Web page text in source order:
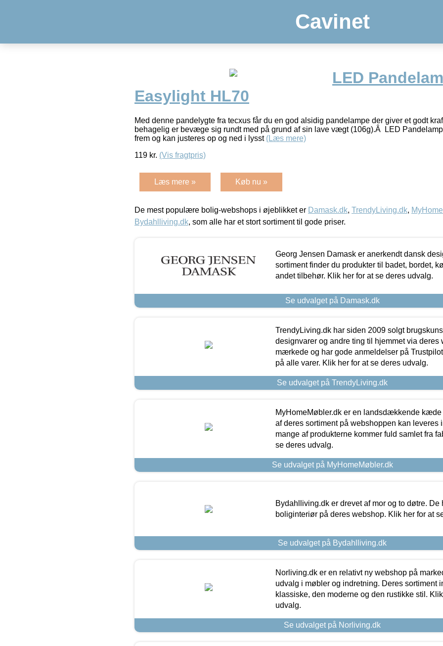
Cavinet
LED
Easylight HL70
Med denne pandelygte fra tecxus får du en god alsidig pandelampe der giver et godt
behagelig er bevæge sig rundt med på grund af sin lave vægt (106g).Â LED
frem og kan justeres op og ned i lysst (Læs mere)
119 kr. (Vis fragtpris)
Læs mere » Køb nu »
De mest populære bolig-webshops i øjeblikket er Damask.dk, TrendyLiving.dk,
Bydahlliving.dk, som alle har et stort sortiment til gode priser.
Georg Jensen Damask er anerkendt dansk
sortiment finder du produkter til badet, bordet,
andet tilbehør. Klik her for at se deres udvalg.
Se udvalget på Damask.dk
TrendyLiving.dk har siden 2009 solgt
designvarer og andre ting til hjemmet via deres
mærkede og har gode anmeldelser på
på alle varer. Klik her for at se deres udvalg.
Se udvalget på TrendyLiving.dk
MyHomeMøbler.dk er en landsdækkende kæde
af deres sortiment på webshoppen kan leveres
mange af produkterne kommer fuld samlet fra
se deres udvalg.
Se udvalget på MyHomeMøbler.dk
Bydahlliving.dk er drevet af mor og to døtre. De
boliginteriør på deres webshop. Klik her for at
Se udvalget på Bydahlliving.dk
Norliving.dk er en relativt ny webshop på
udvalg i møbler og indretning. Deres sortiment
klassiske, den moderne og den rustikke stil.
udvalg.
Se udvalget på Norliving.dk